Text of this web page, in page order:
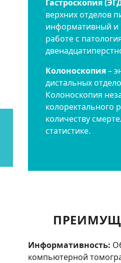
Гастроскопия
верхних отделов
информативный и
работе с
Колоноскопия–
дистальных
Колоноскопия
колоректального
количеству
статистике.
Информативность:
компьютерной